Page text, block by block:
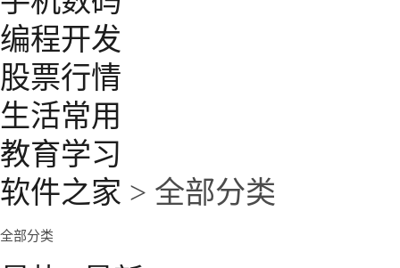
编程开发
股票行情
生活常用
教育学习
软件之家 > 全部分类
全部分类